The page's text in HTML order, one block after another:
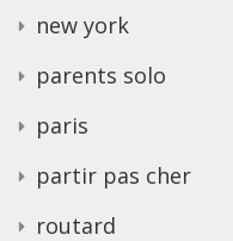
new york
parents solo
paris
partir pas cher
routard